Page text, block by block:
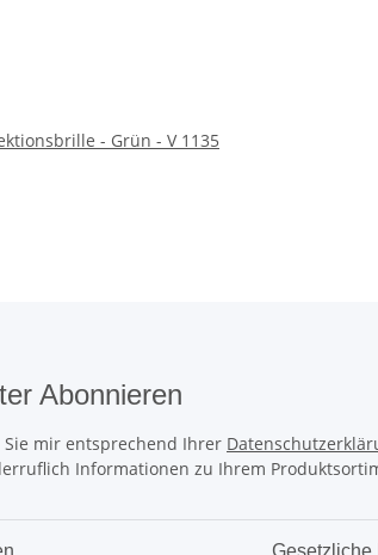
- Grün - V 1135
Abonnieren
Sie mir entsprechend Ihrer
Informationen zu Ihrem